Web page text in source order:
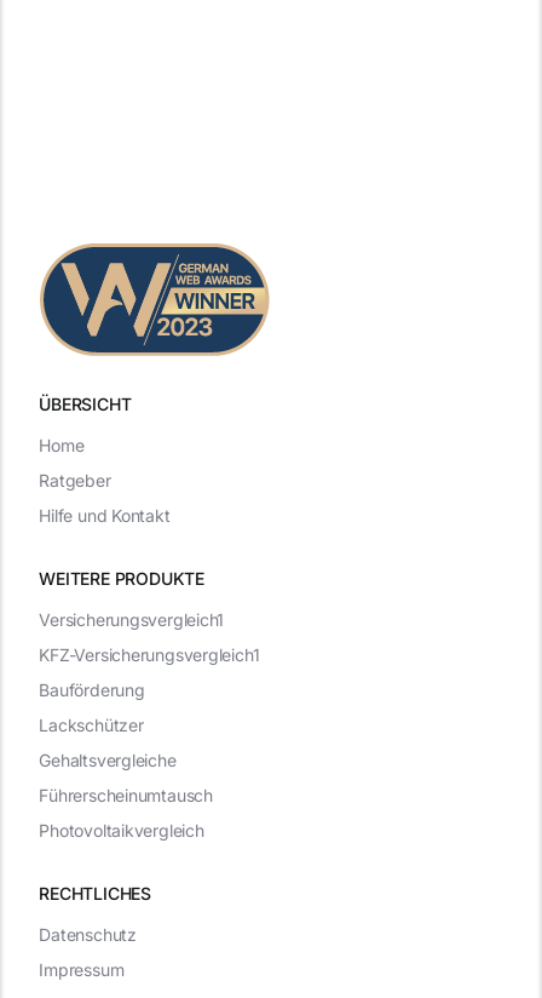
ÜBERSICHT
WEITERE PRODUKTE
RECHTLICHES
Datenschutz
Impressum
Versicherungsvergleich1
KFZ-Versicherungsvergleich1
Bauförderung
Lackschützer
Gehaltsvergleiche
Führerscheinumtausch
Photovoltaikvergleich
Home
Ratgeber
Hilfe und Kontakt